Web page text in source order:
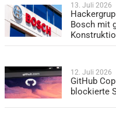
13. Juli 2026
Bosch mit
12. Juli 2026
GitHub
blockierte